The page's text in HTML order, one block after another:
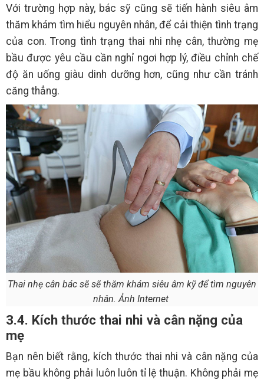
Với trường hợp này, bác sỹ cũng sẽ tiến hành siêu âm
thăm khám tìm hiểu nguyên nhân, để cải thiện tình trạng
của con. Trong tình trạng thai nhi nhẹ cân, thường mẹ
bầu được yêu cầu cần nghỉ ngơi hợp lý, điều chỉnh chế
độ ăn uống giàu dinh dưỡng hơn, cũng như cần tránh
căng thẳng.
Thai nhẹ cân bác sẽ sẽ thăm khám siêu âm kỹ để tìm nguyên
nhân. Ảnh Internet
3.4. Kích thước thai nhi và cân nặng của
mẹ
Bạn nên biết rằng, kích thước thai nhi và cân nặng của
mẹ bầu không phải luôn luôn tỉ lệ thuận. Không phải mẹ